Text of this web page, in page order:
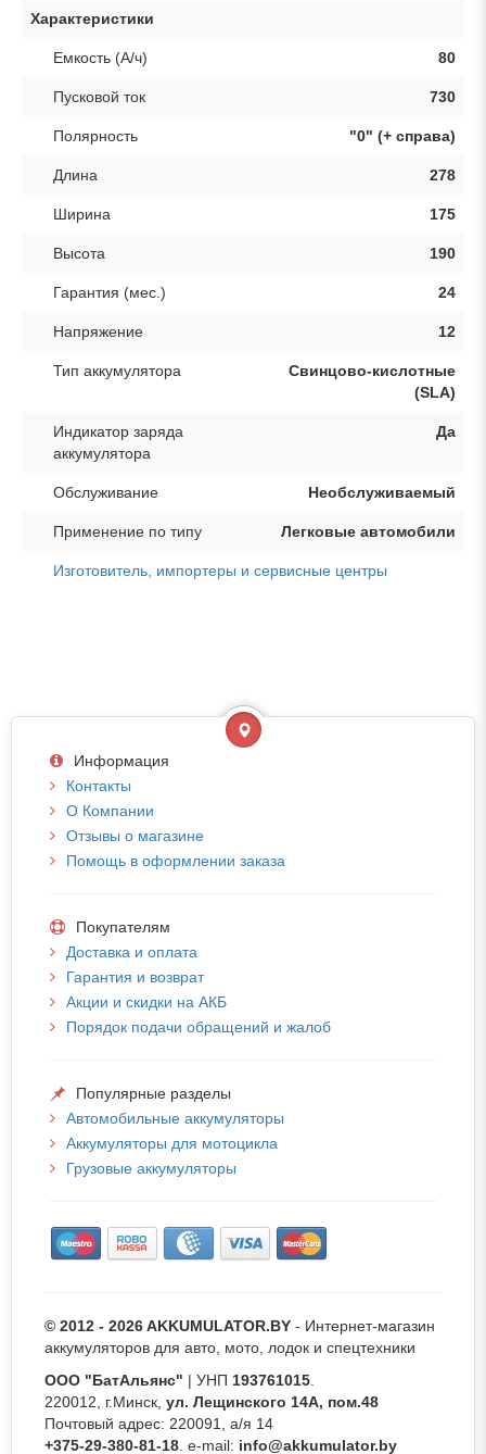
Характеристики
Емкость (А/ч) 80
Пусковой ток 730
Полярность "0" (+ справа)
Длина 278
Ширина 175
Высота 190
Гарантия (мес.) 24
Напряжение 12
Тип аккумулятора
Свинцово-кислотные
(SLA)
Индикатор заряда
аккумулятора
Да
Обслуживание Необслуживаемый
Применение по типу Легковые автомобили
Изготовитель, импортеры и сервисные центры
Информация
Контакты
О Компании
Отзывы о магазине
Помощь в оформлении заказа
Покупателям
Доставка и оплата
Гарантия и возврат
Акции и скидки на АКБ
Порядок подачи обращений и жалоб
Популярные разделы
Автомобильные аккумуляторы
Аккумуляторы для мотоцикла
Грузовые аккумуляторы
© 2012 - 2026 AKKUMULATOR.BY - Интернет-магазин
аккумуляторов для авто, мото, лодок и спецтехники
ООО "БатАльянс" | УНП 193761015
220012, г.Минск, ул. Лещинского 14А, пом.48
Почтовый адрес: 220091, а/я 14
+375-29-380-81-18 . e-mail: info@akkumulator.by